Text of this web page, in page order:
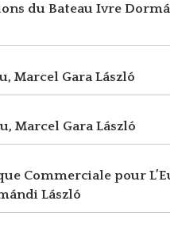
du Bateau Ivre
Marcel Gara László
Marcel Gara László
Commerciale pour
László